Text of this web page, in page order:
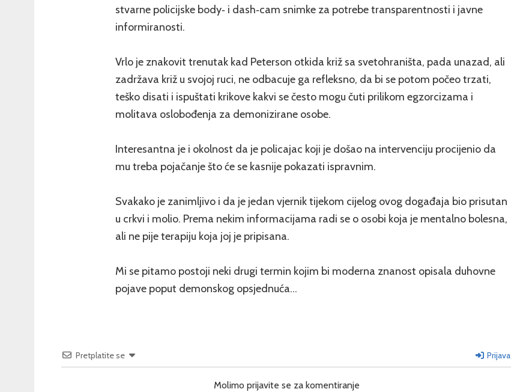
stvarne policijske body‐ i dash‐cam snimke za potrebe transparentnosti i javne
informiranosti.
Vrlo je znakovit trenutak kad Peterson otkida križ sa svetohraništa, pada unazad, ali
zadržava križ u svojoj ruci, ne odbacuje ga refleksno, da bi se potom počeo trzati,
teško disati i ispuštati krikove kakvi se često mogu čuti prilikom egzorcizama i
molitava oslobođenja za demonizirane osobe.
Interesantna je i okolnost da je policajac koji je došao na intervenciju procijenio da
mu treba pojačanje što će se kasnije pokazati ispravnim.
Svakako je zanimljivo i da je jedan vjernik tijekom cijelog ovog događaja bio prisutan
u crkvi i molio. Prema nekim informacijama radi se o osobi koja je mentalno bolesna,
ali ne pije terapiju koja joj je pripisana.
Mi se pitamo postoji neki drugi termin kojim bi moderna znanost opisala duhovne
pojave poput demonskog opsjednuća…
Pretplatite se Prijava
Molimo prijavite se za komentiranje